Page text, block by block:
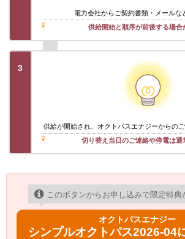
電力会社から ご契約書類・メールな
供給開始と順序が前後する場合
3
供給が開始され、オクトパスエナジーからの
切り替え当日のご連絡や停電は通
このボタンからお申し込みで限定特典
オクトパスエナジー
シンプルオクトパス2026-04